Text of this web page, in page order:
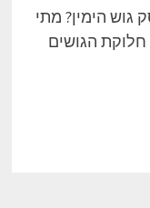
הימין? מתי
הגושים